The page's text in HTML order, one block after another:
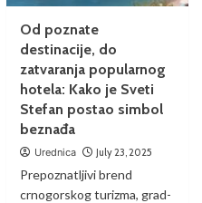
Od poznate
destinacije, do
zatvaranja popularnog
hotela: Kako je Sveti
Stefan postao simbol
beznađa
Urednica July 23, 2025
Prepoznatljivi brend
crnogorskog turizma, grad-